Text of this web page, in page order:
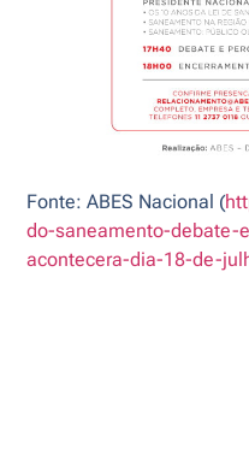
Fonte: ABES Nacional (
do-saneamento-debate-
acontecera-dia-18-de-